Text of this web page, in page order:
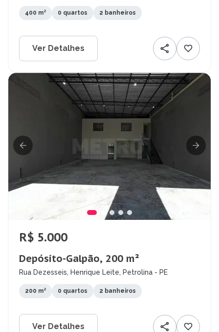
400 m² 0 quartos 2 banheiros
Ver Detalhes
R$ 5.000
Depósito-Galpão, 200 m²
Rua Dezesseis, Henrique Leite, Petrolina - PE
200 m² 0 quartos 2 banheiros
Ver Detalhes